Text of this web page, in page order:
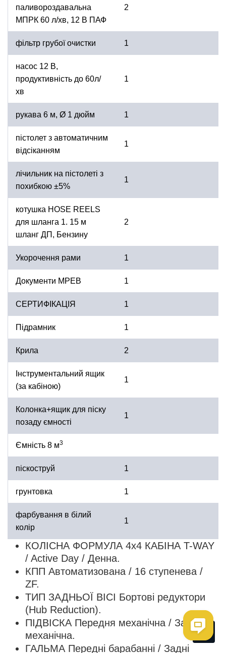
паливороздавальна
МПРК 60 л/хв, 12 В ПАФ
2
фільтр грубої очистки 1
насос 12 В,
продуктивність до 60л/
хв
1
рукава 6 м, Ø 1 дюйм 1
пістолет з автоматичним
відсіканням
1
лічильник на пістолеті з
похибкою ±5%
1
котушка HOSE REЕLS
для шланга 1. 15 м
шланг ДП, Бензину
2
Укорочення рами 1
Документи МРЕВ 1
СЕРТИФІКАЦІЯ 1
Підрамник 1
Крила 2
Інструментальний ящик
(за кабіною)
1
Колонка+ящик для піску
позаду ємності
1
Ємність 8 м3
піскоструй 1
грунтовка 1
фарбування в білий
колір
1
КОЛІСНА ФОРМУЛА 4х4 КАБІНА T-WAY
/ Active Day / Денна.
КПП Автоматизована / 16 ступенева /
ZF.
ТИП ЗАДНЬОЇ ВІСІ Бортові редуктори
(Hub Reduction).
ПІДВІСКА Передня механічна / Задня
механічна.
ГАЛЬМА Передні барабанні / Задні